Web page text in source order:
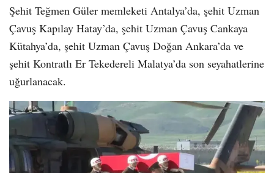
Şehit Teğmen Güler memleketi Antalya’da, şehit Uzman
Çavuş Kapılay Hatay’da, şehit Uzman Çavuş Cankaya
Kütahya’da, şehit Uzman Çavuş Doğan Ankara’da ve
şehit Kontratlı Er Tekedereli Malatya’da son seyahatlerine
uğurlanacak.